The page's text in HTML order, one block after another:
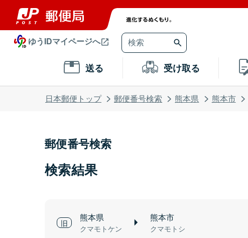
ゆうIDマイページへ
送る 受け取る
日本郵便トップ 郵便番号検索 熊本県 熊本市
郵便番号検索
検索結果
熊本県
クマモトケン
熊本市
クマモトシ